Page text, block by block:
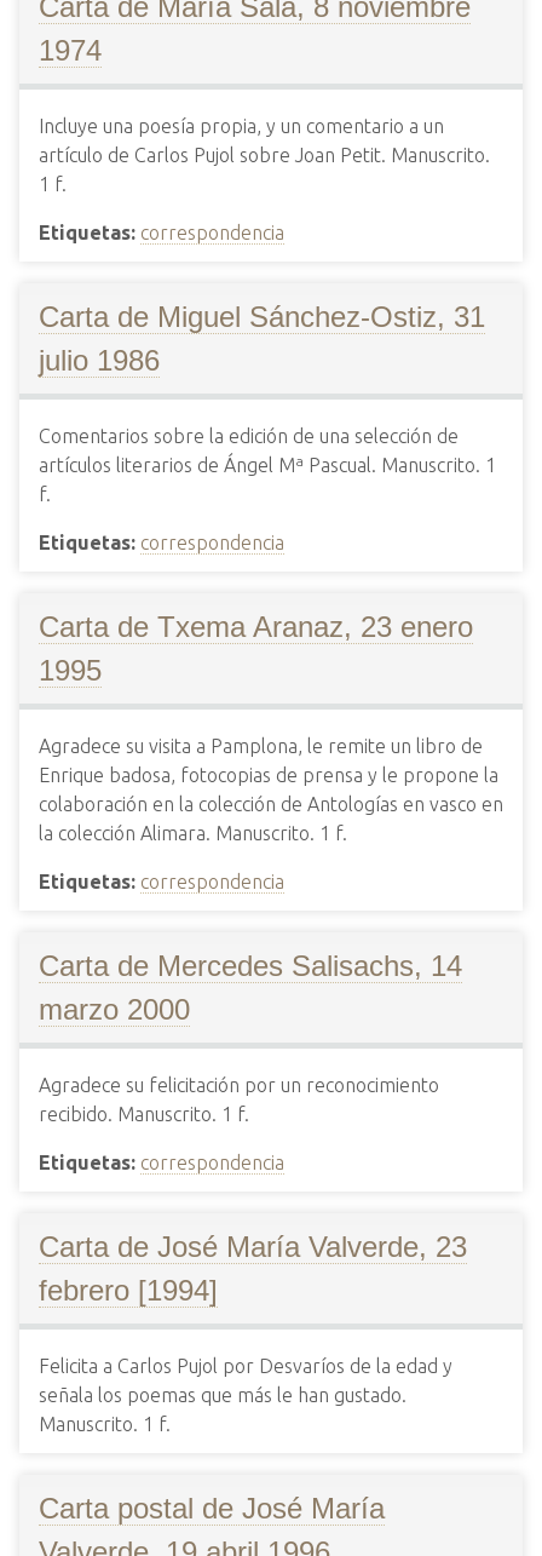
1974
Incluye una poesía propia, y un comentario a un
artículo de Carlos Pujol sobre Joan Petit. Manuscrito.
1 f.
Etiquetas: correspondencia
Carta de Miguel Sánchez-Ostiz, 31
julio 1986
Comentarios sobre la edición de una selección de
artículos literarios de Ángel Mª Pascual. Manuscrito. 1
f.
Etiquetas: correspondencia
Carta de Txema Aranaz, 23 enero
1995
Agradece su visita a Pamplona, le remite un libro de
Enrique badosa, fotocopias de prensa y le propone la
colaboración en la colección de Antologías en vasco en
la colección Alimara. Manuscrito. 1 f.
Etiquetas: correspondencia
Carta de Mercedes Salisachs, 14
marzo 2000
Agradece su felicitación por un reconocimiento
recibido. Manuscrito. 1 f.
Etiquetas: correspondencia
Carta de José María Valverde, 23
febrero [1994]
Felicita a Carlos Pujol por Desvaríos de la edad y
señala los poemas que más le han gustado.
Manuscrito. 1 f.
Carta postal de José María